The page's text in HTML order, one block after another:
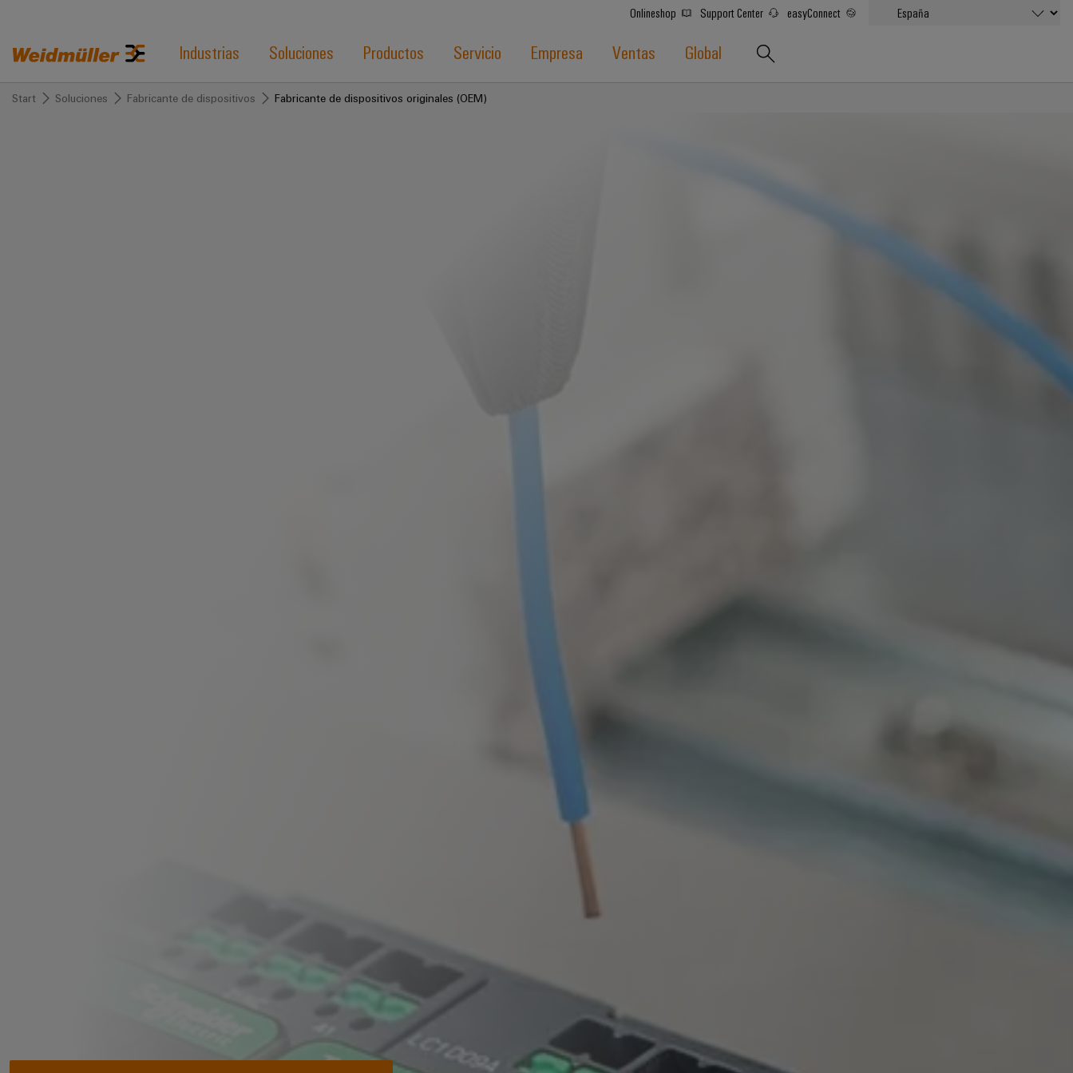
Onlineshop Support Center easyConnect
Industrias Soluciones Productos Servicio Empresa Ventas Global
Start Soluciones Fabricante de dispositivos Fabricante de dispositivos originales (OEM)